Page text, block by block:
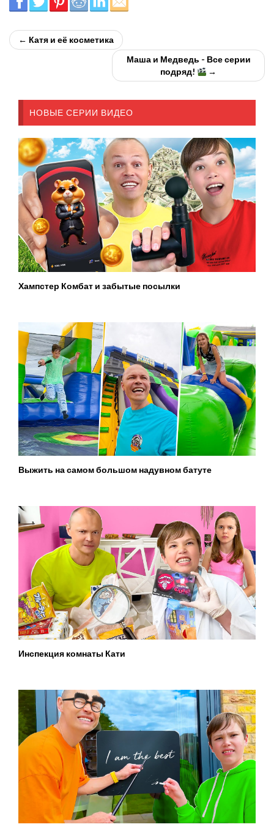
← Катя и её косметика
Маша и Медведь - Все серии
подряд!
→
НОВЫЕ СЕРИИ ВИДЕО
Хампстер Комбат и забытые посылки
Выжить на самом большом надувном батуте
Инспекция комнаты Кати